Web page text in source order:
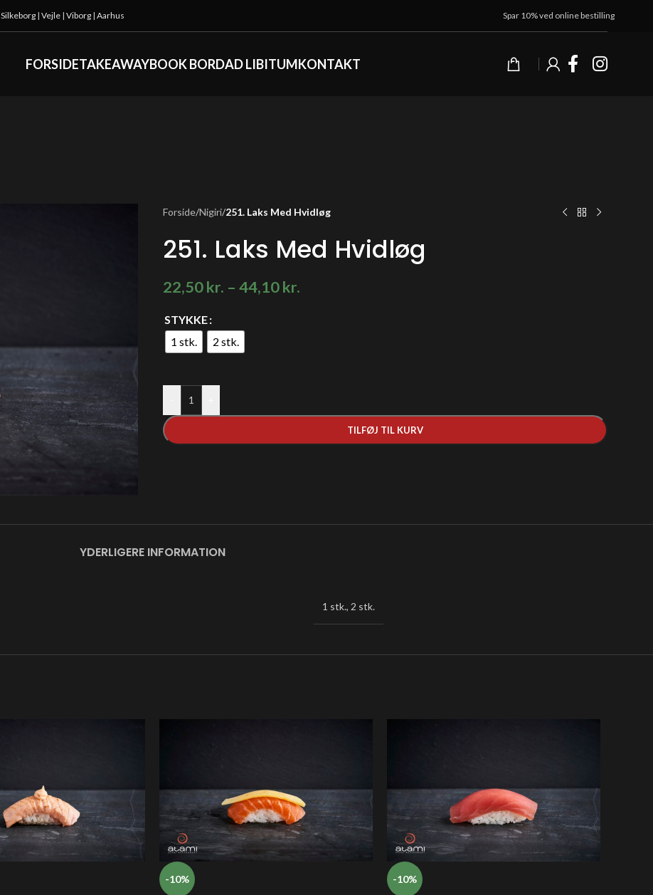
Silkeborg | Vejle | Viborg | Aarhus Spar 10% ved online bestilling
FORSIDETAKEAWAYBOOK BORDAD LIBITUMKONTAKT
Forside/Nigiri/251. Laks Med Hvidløg
251. Laks Med Hvidløg
22,50kr. – 44,10kr.
STYKKE
1 stk.
2 stk.
TILFØJ TIL KURV
YDERLIGERE INFORMATION
1 stk., 2 stk.
-10% -10%